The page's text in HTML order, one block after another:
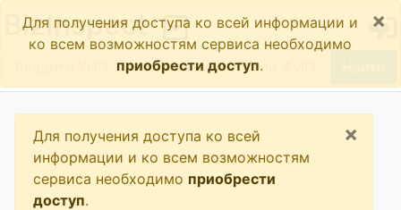
BizInspect
Для получения доступа ко всей информации и
ко всем возможностям сервиса необходимо
приобрести доступ.
×
Для получения доступа ко всей
информации и ко всем возможностям
сервиса необходимо приобрести
доступ.
×